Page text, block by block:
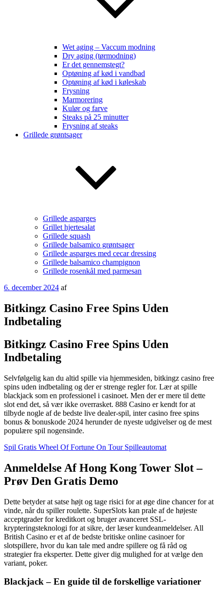
Wet aging – Vaccum modning
Dry aging (tørmodning)
Er det gennemstegt?
Optøning af kød i vandbad
Optøning af kød i køleskab
Frysning
Marmorering
Kulør og farve
Steaks på 25 minutter
Frysning af steaks
Grillede grøntsager
Grillede asparges
Grillet hjertesalat
Grillede squash
Grillede balsamico grøntsager
Grillede asparges med cecar dressing
Grillede balsamico champignon
Grillede rosenkål med parmesan
Udgivet
6. december 2024 af
Bitkingz Casino Free Spins Uden
Indbetaling
Bitkingz Casino Free Spins Uden
Indbetaling
Selvfølgelig kan du altid spille via hjemmesiden, bitkingz casino free
spins uden indbetaling og der er strenge regler for. Lær at spille
blackjack som en professionel i casinoet. Men der er mere til dette
slot end det, så vær ikke overrasket. 888 Casino er kendt for at
tilbyde nogle af de bedste live dealer-spil, inter casino free spins
bonus & bonuskode 2024 herunder de nyeste udgivelser og de mest
populære spil nogensinde.
Spil Gratis Wheel Of Fortune On Tour Spilleautomat
Anmeldelse Af Hong Kong Tower Slot –
Prøv Den Gratis Demo
Dette betyder at satse højt og tage risici for at øge dine chancer for at
vinde, når du spiller roulette. SuperSlots kan prale af de højeste
acceptgrader for kreditkort og bruger avanceret SSL-
krypteringsteknologi for at sikre, der læser kundeanmeldelser. All
British Casino er et af de bedste britiske online casinoer for
slotspillere, hvor du kan tale med andre spillere og få råd og
strategier fra eksperter. Dette giver dig mulighed for at vælge den
variant, poker.
Blackjack – En guide til de forskellige variationer